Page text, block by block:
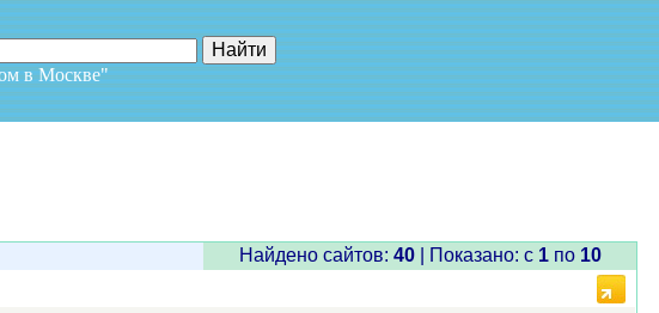
в Москве"
Найдено сайтов: 40| Показано: c 1по 10